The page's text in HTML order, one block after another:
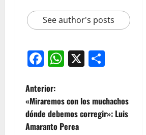
See author's posts
Facebook
WhatsApp
X
Anterior:
«Miraremos con los muchachos
dónde debemos corregir»: Luis
Amaranto Perea